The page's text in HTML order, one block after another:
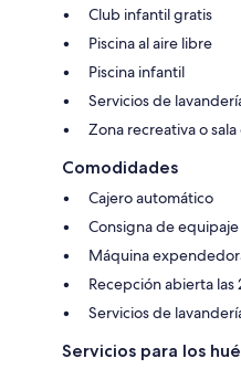
Club infantil gratis
Piscina al aire libre
Piscina infantil
Servicios de
Zona recreativa o
Comodidades
Cajero automático
Consigna de equipaje
Máquina
Recepción abierta las
Servicios de
Servicios para los